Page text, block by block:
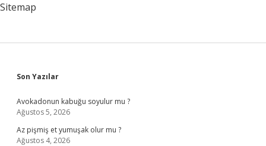
Sitemap
Sidebar
Son Yazılar
Avokadonun kabuğu soyulur mu ?
Ağustos 5, 2026
Az pişmiş et yumuşak olur mu ?
Ağustos 4, 2026